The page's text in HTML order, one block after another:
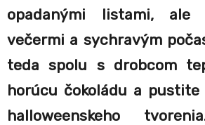
opadanými listami, ale
večermi a sychravým
teda spolu s drobcom
horúcu čokoládu a
halloweenskeho